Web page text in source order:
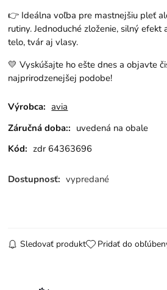
👉 Ideálna voľba pre mastnejšiu pleť
rutiny. Jednoduché zloženie, silný efekt
telo, tvár aj vlasy.
💛 Vyskúšajte ho ešte dnes a objavte
najprirodzenejšej podobe!
Výrobca: avia
Záručná doba:: uvedená na obale
Kód: zdr 64363696
Dostupnosť: vypredané
Sledovať produkt Pridať do